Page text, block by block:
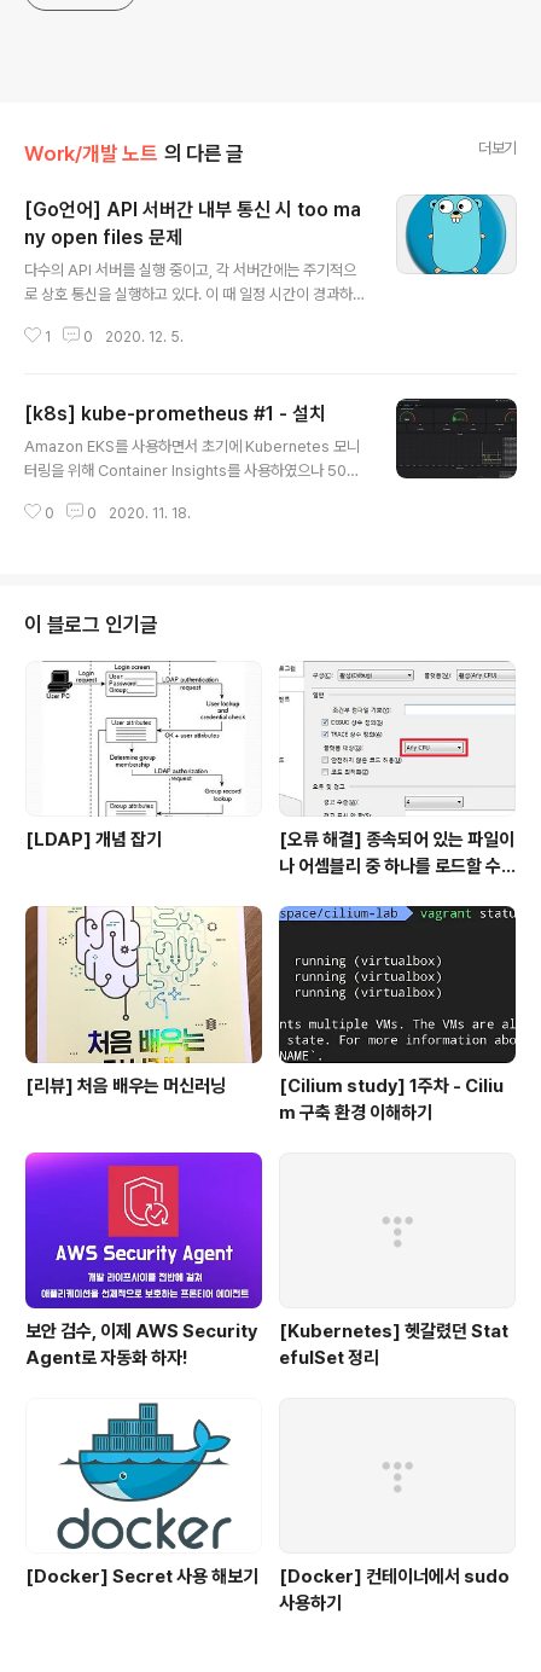
Work/개발 노트 의 다른 글 더보기
[Go언어] API 서버간 내부 통신 시 too ma
ny open files 문제
다수의 API 서버를 실행 중이고, 각 서버간에는 주기적으
로 상호 통신을 실행하고 있다. 이 때 일정 시간이 경과하면
하였다. dial tcp: lookup 127.0.0.1: too many open f
하였다. lsof | wc -l 문제가 발생한 대상 API 서버에서 to
o many open files 발생 시 file open 수는 17141개
였는데 재시작 후 6994로 감소하였다. 이로 인해 프로세
open이 추가된 것으로 추정되는 상황이다. (다른 프로세
1 0 2020. 12. 5.
[k8s] kube-prometheus #1 - 설치
Amazon EKS를 사용하면서 초기에 Kubernetes 모니
터링을 위해 Container Insights를 사용하였으나 500
서 많은 비용이 발생하게 되었다. 비용 절감을 위해 Conta
서 제공하는 kube-prometheus를 사용하면 Prometh
eus를 간단하게 설치할 수 있고, 설치 절차는 다음과 같다.
1. Git clone git clone https://github.com/coreos/
kube-prometheus.git 2. 의존성..
0 0 2020. 11. 18.
이 블로그 인기글
[LDAP] 개념 잡기
[오류 해결] 종속되어 있는 파일이
나 어셈블리 중 하나를 로드할 수
[리뷰] 처음 배우는 머신러닝
[Cilium study] 1주차 - Ciliu
m 구축 환경 이해하기
보안 검수, 이제 AWS Security
Agent로 자동화 하자!
[Kubernetes] 헷갈렸던 Stat
efulSet 정리
[Docker] Secret 사용 해보기
[Docker] 컨테이너에서 sudo
사용하기